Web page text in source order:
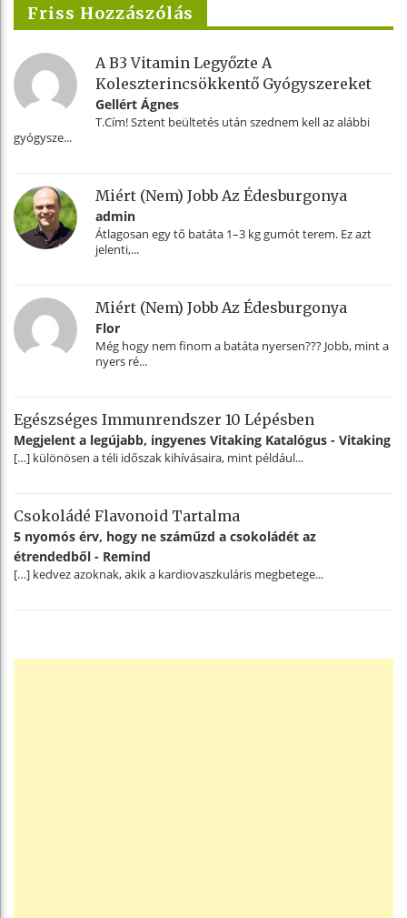
Friss Hozzászólás
A B3 Vitamin Legyőzte A
Koleszterincsökkentő Gyógyszereket
Gellért Ágnes
T.Cím! Sztent beültetés után szednem kell az alábbi
gyógysze...
Miért (nem) Jobb Az Édesburgonya
admin
Átlagosan egy tő batáta 1–3 kg gumót terem. Ez azt
jelenti,...
Miért (nem) Jobb Az Édesburgonya
Flor
Még hogy nem finom a batáta nyersen??? Jobb, mint a
nyers ré...
Egészséges Immunrendszer 10 Lépésben
Megjelent a legújabb, ingyenes Vitaking Katalógus - Vitaking
[…] különösen a téli időszak kihívásaira, mint például...
Csokoládé Flavonoid Tartalma
5 nyomós érv, hogy ne száműzd a csokoládét az
étrendedből - Remind
[…] kedvez azoknak, akik a kardiovaszkuláris megbetege...